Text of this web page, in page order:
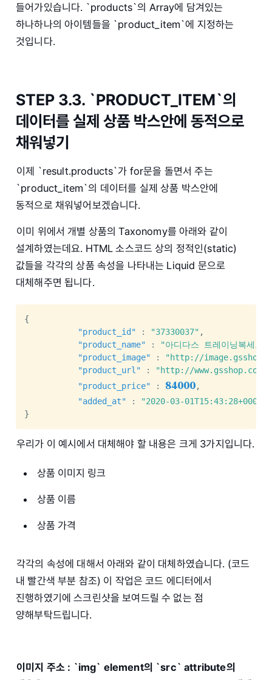
들어가있습니다. `products`의 Array에 담겨있는
하나하나의 아이템들을 `product_item`에 지정하는
것입니다.
STEP 3.3. `PRODUCT_ITEM`의
데이터를 실제 상품 박스안에 동적으로
채워넣기
이제 `result.products`가 for문을 돌면서 주는
`product_item`의 데이터를 실제 상품 박스안에
동적으로 채워넣어보겠습니다.
이미 위에서 개별 상품의 Taxonomy를 아래와 같이
설계하였는데요. HTML 소스코드 상의 정적인(static)
값들을 각각의 상품 속성을 나타내는 Liquid 문으로
대체해주면 됩니다.
{
"product_id"
: "37330037" ,
"product_name"
:
"아디다스 트레이닝복세트
"product_image"
:
"http://
"product_url"
:
"http://www.gsshop.com/
"product_price"
: 84000,
"added_at"
:
"2020-03-01T15:43:28+0000"
}
우리가 이 예시에서 대체해야 할 내용은 크게 3가지입니다.
상품 이미지 링크
상품 이름
상품 가격
각각의 속성에 대해서 아래와 같이 대체하였습니다. (코드
내 빨간색 부분 참조) 이 작업은 코드 에디터에서
진행하였기에 스크린샷을 보여드릴 수 없는 점
양해부탁드립니다.
이미지 주소 : `img` element의 `src` attribute의